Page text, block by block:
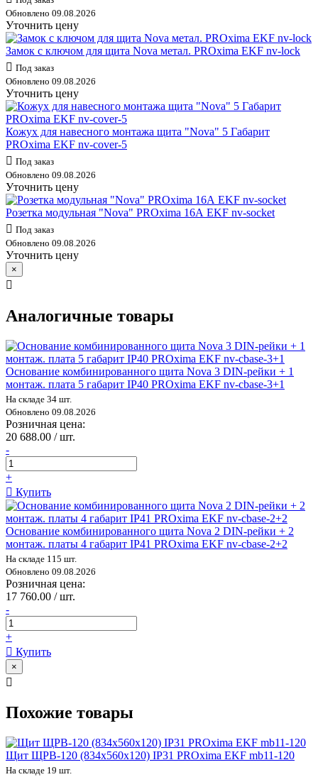
Обновлено 09.08.2026
Уточнить цену
Замок с ключом для щита Nova метал. PROxima EKF nv-lock
Под заказ
Обновлено 09.08.2026
Уточнить цену
Кожух для навесного монтажа щита "Nova" 5 Габарит
PROxima EKF nv-cover-5
Под заказ
Обновлено 09.08.2026
Уточнить цену
Розетка модульная "Nova" PROxima 16А EKF nv-socket
Под заказ
Обновлено 09.08.2026
Уточнить цену
×
Аналогичные товары
Основание комбинированного щита Nova 3 DIN-рейки + 1
монтаж. плата 5 габарит IP40 PROxima EKF nv-cbase-3+1
На складе 34 шт.
Обновлено 09.08.2026
Розничная цена:
20 688.00 / шт.
-
+
Купить
Основание комбинированного щита Nova 2 DIN-рейки + 2
монтаж. платы 4 габарит IP41 PROxima EKF nv-cbase-2+2
На складе 115 шт.
Обновлено 09.08.2026
Розничная цена:
17 760.00 / шт.
-
+
Купить
×
Похожие товары
Щит ЩРВ-120 (834х560х120) IP31 PROxima EKF mb11-120
На складе 19 шт.